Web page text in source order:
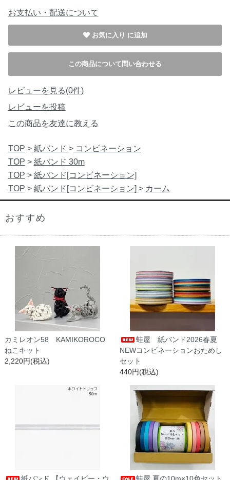
お支払い・配送について
お気に入り
この商品について問い合わせる
レビューを見る(0件)
レビューを投稿
この商品を友達に教える
TOP >紙バンド >コンビネーション
TOP > 紙バンド 30m
TOP > 紙バンド[コンビネーション]
TOP > 紙バンド[コンビネーション] > カーム
おすすめ
カミレオン58 KAMIKOROCO
ねこキット
2,220円(税込)
蛙屋 紙バンド2026春夏
NEWコンビネーションおためし
セット
440円(税込)
紙バンド 【ウェイビー・ウ 蛙屋 夏の10m×10色セット